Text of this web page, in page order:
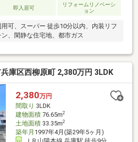
即入居可
リフォームリノベーシ
ョン
可、スーパー 徒歩10分以内、内装リフ
、閑静な住宅地、都市ガス
庫区西柳原町 2,380万円 3LDK
2,380万円
間取り 3LDK
建物面積76.65m2
土地面積33.35m2
築年月 1997年4月(築29年5ヶ月)